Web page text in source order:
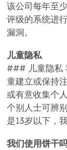
该公司每年至
评级的系统进
漏洞。
儿童隐私
### 儿童隐私
童建立或保持
或有意收集个
个别人士可辨
是13岁以下，
我们使用饼干